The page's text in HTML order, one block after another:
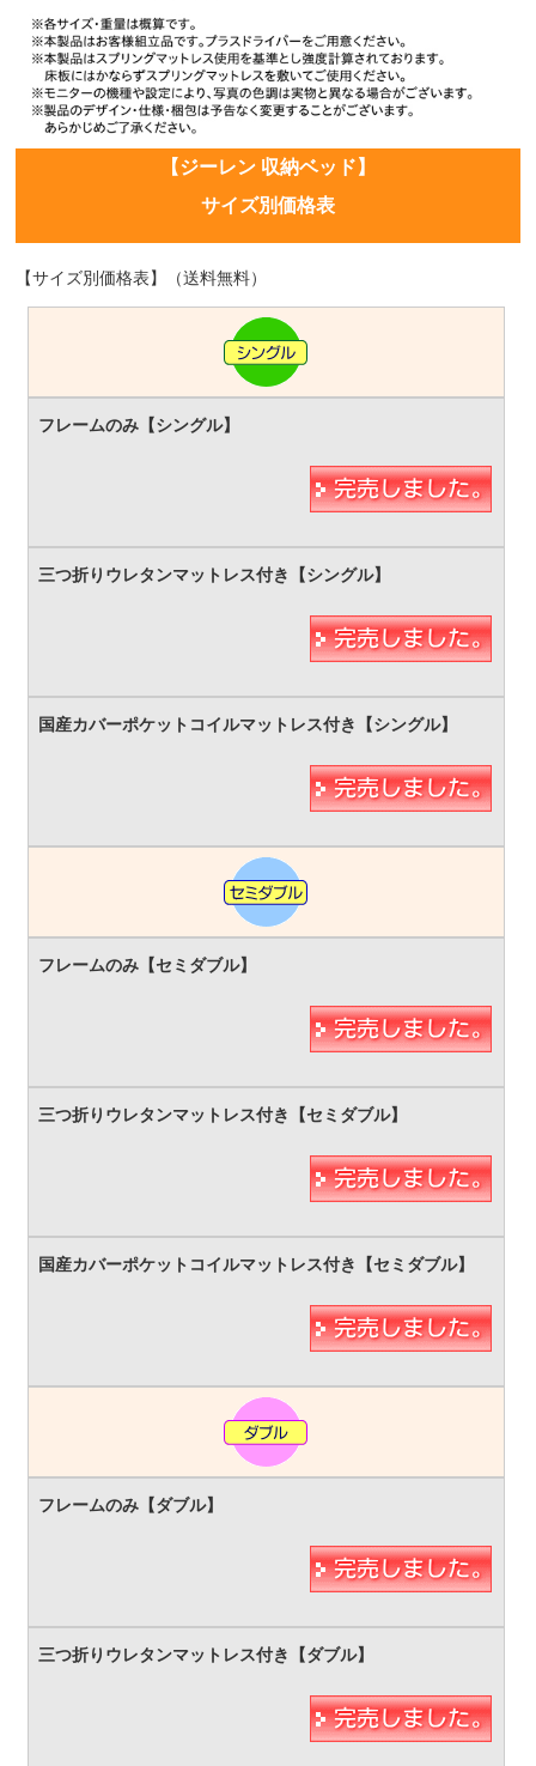
【ジーレン 収納ベッド】
サイズ別価格表
【サイズ別価格表】（送料無料）